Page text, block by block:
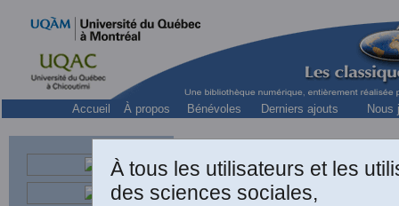
Accueil À propos Bénévoles Derniers ajouts Nous
À tous les utilisateurs et les
des sciences sociales,